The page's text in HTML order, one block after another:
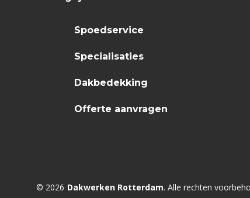
Spoedservice
Specialisaties
Dakbedekking
Offerte aanvragen
© 2026 Dakwerken Rotterdam. Alle rechten